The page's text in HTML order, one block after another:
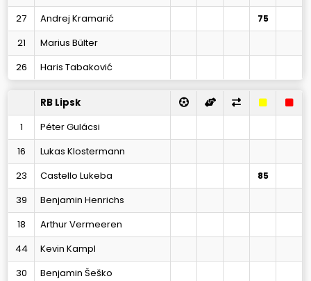
27 Andrej Kramarić 75
21
Marius Bülter
26
Haris Tabaković
RB Lipsk
1
Péter Gulácsi
16
Lukas Klostermann
23
Castello Lukeba 85
39
Benjamin Henrichs
18
Arthur Vermeeren
44
Kevin Kampl
30
Benjamin Šeško